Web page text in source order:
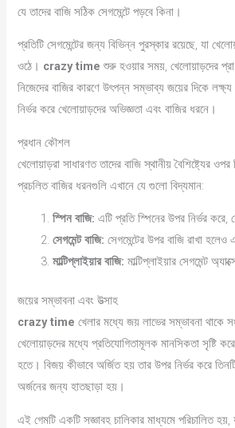
যে তাদের বাজি সঠিক সেগমেন্টে পড়বে কিনা।
প্রতিটি সেগমেন্টের জন্য বিভিন্ন পুরস্কার রয়েছে, যা
ওঠে। crazy time শুরু হওয়ার সময়, খেলোয়াড়দের
নিজেদের বাজির কারণে উৎপন্ন সম্ভাব্য জয়ের দিকে
নির্ভর করে খেলোয়াড়দের অভিজ্ঞতা এবং বাজির ধরনে।
প্রধান কৌশল
খেলোয়াড়রা সাধারণত তাদের বাজি স্থানীয় বৈশিষ্ট্যের
প্রচলিত বাজির ধরনগুলি এখানে যে গুলো বিদ্যমান:
স্পিন বাজি: এটি প্রতি স্পিনের উপর নির্ভর করে,
সেগমেন্ট বাজি: সেগমেন্টের উপর বাজি রাখা হলেও
মাল্টিপ্লাইয়ার বাজি: মাল্টিপ্লাইয়ার সেগমেন্ট
জয়ের সম্ভাবনা এবং উত্সাহ
crazy time খেলার মধ্যে জয় লাভের সম্ভাবনা থাকে
খেলোয়াড়দের মধ্যে প্রতিযোগিতামূলক মানসিকতা সৃষ্টি
হতে। বিজয় কীভাবে অর্জিত হয় তার উপর নির্ভর করে
অর্জনের জন্য হাতছাড়া হয়।
এই গেমটি একটি সজ্ঞাবহ চালিকার মাধ্যমে পরিচালিত